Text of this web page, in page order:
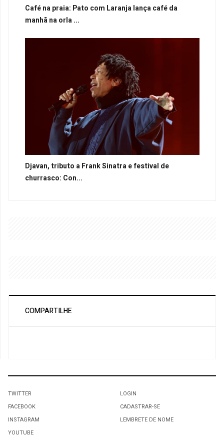
Café na praia: Pato com Laranja lança café da
manhã na orla ...
Djavan, tributo a Frank Sinatra e festival de
churrasco: Con...
COMPARTILHE
TWITTER
FACEBOOK
INSTAGRAM
YOUTUBE
LOGIN
CADASTRAR-SE
LEMBRETE DE NOME